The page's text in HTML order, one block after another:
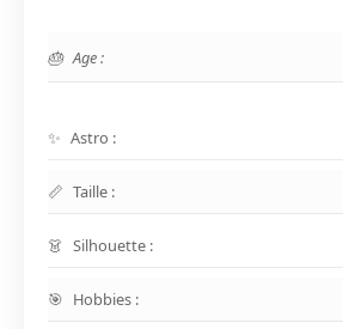
Age :
Astro :
Taille :
Silhouette :
Hobbies :